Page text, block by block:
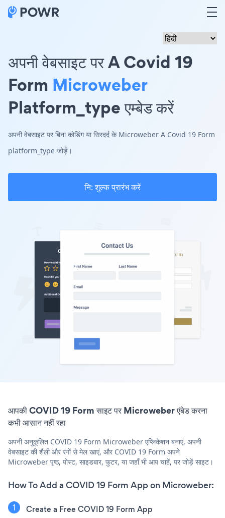
अपनी वेबसाइट पर A Covid 19
Form Microweber
Platform_type एम्बेड करें
अपनी वेबसाइट पर बिना कोडिंग या सिरदर्द के Microweber A Covid 19 Form
platform_type जोड़ें।
नि: शुल्क प्रारंभ करें
आपकी COVID 19 Form साइट पर Microweber एंबेड करना
कभी आसान नहीं रहा
अपनी अनुकूलित COVID 19 Form Microweber एप्लिकेशन बनाएं, अपनी
वेबसाइट की शैली और रंगों से मेल खाएं, और COVID 19 Form अपने
Microweber पृष्ठ, पोस्ट, साइडबार, फुटर, या जहाँ भी आप चाहें, पर जोड़ें साइट।
How To Add a COVID 19 Form App on Microweber:
Create a Free COVID 19 Form App